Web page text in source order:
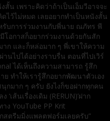
น เพราะคิดว่าถ้าเป็นเอ็มวีอาจจะ
ไว้ไม่หมด เลยอยากทำเป็นหนังสั้น
บการร่วมงานกับพี่นาย ณภัทร พี
โอกาสก็อยากร่วมงานด้วยกันสัก
ก และก็หล่อมาก ๆ พี่เขาให้ความ
านไปได้อย่างราบรื่น ตอนที่ไปเวิร์
ได้เห็นถึงความสามารถ รู้สึก
ทำให้เรารู้สึกอยากพัฒนาตัวเอง
มาก ๆ ครับ ยังไงก็ขอฝากทุกคน
เส้นเรื่องเดิม (RERUN)’ฝาก
ง YouTube PP Krit
สตรีมมิ่งแพลตฟอร์มเลยครับ”